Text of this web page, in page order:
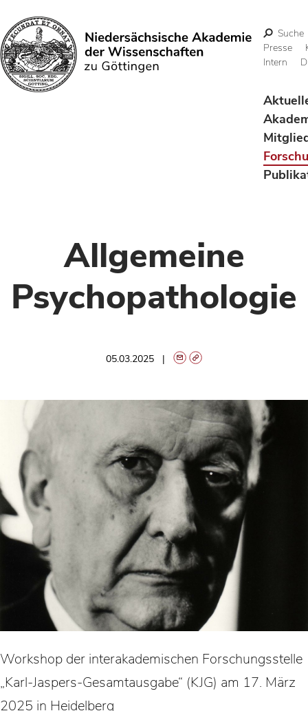
Suchen
Suche
Presse
Intern
Allgemeine
Psychopathologie
05.03.2025
Workshop der interakademischen Forschungsstelle
„Karl-Jaspers-Gesamtausgabe“ (KJG) am 17. März
2025 in Heidelberg